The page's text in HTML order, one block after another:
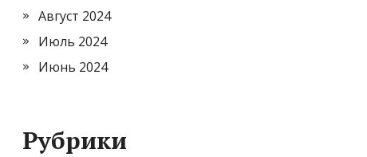
Август 2024
Июль 2024
Июнь 2024
Рубрики